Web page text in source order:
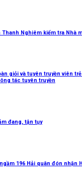
Nghiêm kiểm tra Nhà
giỏi và tuyên truyền viên
tác tuyên truyền
đang, tận tụy
196 Hải quân đón nhận